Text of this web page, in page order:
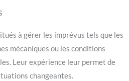
à gérer les imprévus tels que les
mécaniques ou les conditions
Leur expérience leur permet de
changeantes.